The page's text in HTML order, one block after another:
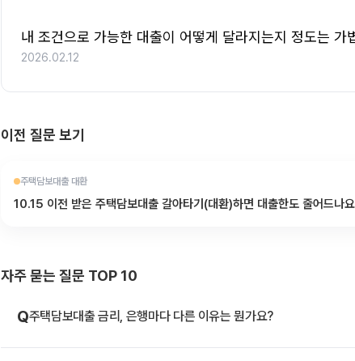
내 조건으로 가능한 대출이 어떻게 달라지는지 정도는 가
2026.02.12
이전 질문 보기
주택담보대출 대환
10.15 이전 받은 주택담보대출 갈아타기(대환)하면 대출한도 줄어드나
자주 묻는 질문 TOP 10
Q주택담보대출 금리, 은행마다 다른 이유는 뭔가요?